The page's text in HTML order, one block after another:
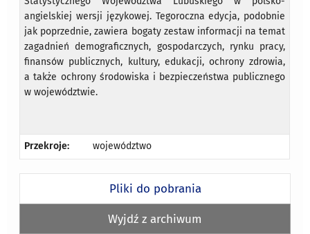
angielskiej wersji językowej. Tegoroczna edycja, podobnie
jak poprzednie, zawiera bogaty zestaw informacji na temat
zagadnień demograficznych, gospodarczych, rynku pracy,
finansów publicznych, kultury, edukacji, ochrony zdrowia,
a także ochrony środowiska i bezpieczeństwa publicznego
w województwie.
Przekroje: województwo
Pliki do pobrania
Wyjdź z archiwum